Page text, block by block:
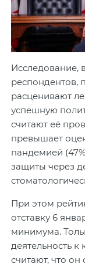
Исследование,
респондентов,
расценивают
успешную
считают её
превышает
пандемией
защиты через
При этом
отставку 6
минимума.
деятельность к
считают, что он